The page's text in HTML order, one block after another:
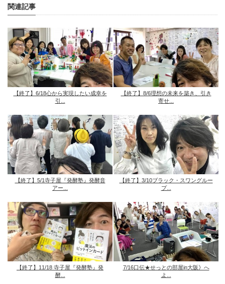
関連記事
【終了】6/18心から実現したい成幸を
引...
【終了】8/6理想の未来を築き、引き
寄せ...
【終了】5/1寺子屋『発酵塾』発酵音
アー...
【終了】3/10ブラック・スワングルー
プ...
【終了】11/18 寺子屋『発酵塾』発
酵...
7/16口伝★せっとの部屋in大阪》へ
よ...